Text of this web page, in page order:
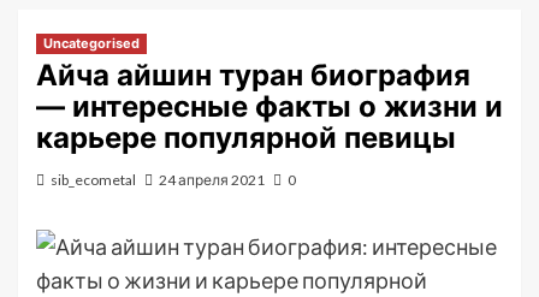
Uncategorised
Айча айшин туран биография
— интересные факты о жизни и
карьере популярной певицы
sib_ecometal 24 апреля 2021 0